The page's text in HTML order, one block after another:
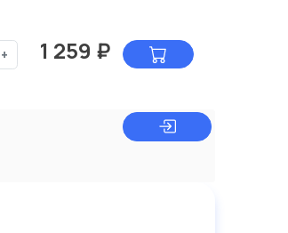
+ 1 259 ₽